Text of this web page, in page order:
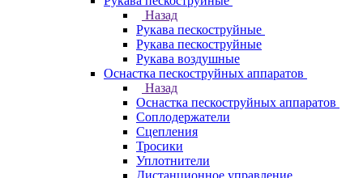
Назад
Рукава пескоструйные
Рукава пескоструйные
Рукава воздушные
Оснастка пескоструйных аппаратов
Назад
Оснастка пескоструйных аппаратов
Соплодержатели
Сцепления
Тросики
Уплотнители
Дистанционное управление